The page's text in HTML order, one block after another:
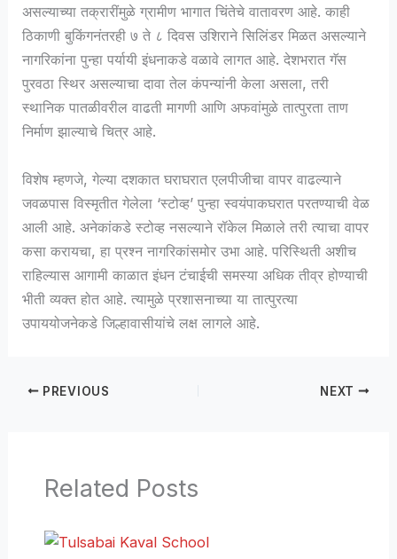
असल्याच्या तक्रारींमुळे ग्रामीण भागात चिंतेचे वातावरण आहे. काही
ठिकाणी बुकिंगनंतरही ७ ते ८ दिवस उशिराने सिलिंडर मिळत असल्याने
नागरिकांना पुन्हा पर्यायी इंधनाकडे वळावे लागत आहे. देशभरात गॅस
पुरवठा स्थिर असल्याचा दावा तेल कंपन्यांनी केला असला, तरी
स्थानिक पातळीवरील वाढती मागणी आणि अफवांमुळे तात्पुरता ताण
निर्माण झाल्याचे चित्र आहे.
विशेष म्हणजे, गेल्या दशकात घराघरात एलपीजीचा वापर वाढल्याने
जवळपास विस्मृतीत गेलेला ‘स्टोव्ह’ पुन्हा स्वयंपाकघरात परतण्याची वेळ
आली आहे. अनेकांकडे स्टोव्ह नसल्याने रॉकेल मिळाले तरी त्याचा वापर
कसा करायचा, हा प्रश्न नागरिकांसमोर उभा आहे. परिस्थिती अशीच
राहिल्यास आगामी काळात इंधन टंचाईची समस्या अधिक तीव्र होण्याची
भीती व्यक्त होत आहे. त्यामुळे प्रशासनाच्या या तात्पुरत्या
उपाययोजनेकडे जिल्हावासीयांचे लक्ष लागले आहे.
PREVIOUS NEXT
Related Posts